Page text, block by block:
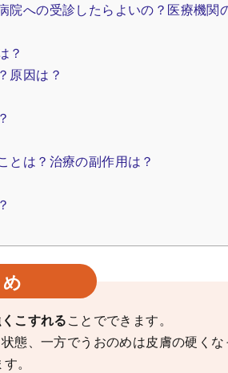
院への受診したらよいの？医療機関
？
原因は？
とは？治療の副作用は？
こすれることでできます。
態、一方でうおのめは皮膚の硬くな
。